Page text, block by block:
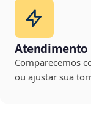
Atendimento
Comparecemos
ou ajustar sua